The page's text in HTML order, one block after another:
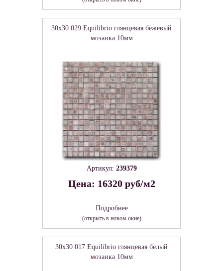
30x30 029 Equilibrio глянцевая бежевый
мозаика 10мм
Артикул: 239379
Цена: 16320 руб/м2
Подробнее
(открыть в новом окне)
30x30 017 Equilibrio глянцевая белый
мозаика 10мм